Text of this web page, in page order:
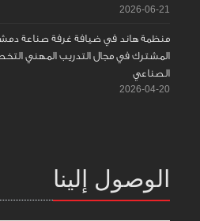
2026-06-21
منظمة هاند في ضيافة غرفة صناعة
المشترك في مجال التدريب المهني
الصناعي
2026-04-20
الوصول إلينا